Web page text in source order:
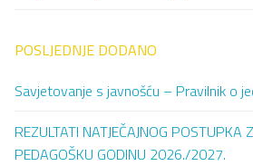
POSLJEDNJE DODANO
Savjetovanje s javnošću – Pravilnik o
REZULTATI NATJEČAJNOG POSTUPKA
PEDAGOŠKU GODINU 2026./2027.